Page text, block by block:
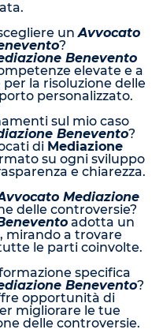
unAvvocato
?
Benevento
elevate e a
la risoluzione delle
personalizzato.
sul mio caso
Benevento?
di Mediazione
su ogni sviluppo
e chiarezza.
Mediazione
delle controversie?
adotta un
mirando a trovare
le parti coinvolte.
specifica
Benevento?
opportunità di
migliorare le tue
delle controversie.